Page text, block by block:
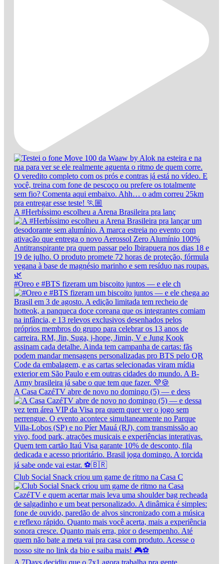
A #Herbíssimo escolheu a Arena Brasileira pra lanç
#Oreo e #BTS fizeram um biscoito juntos — e ele ch
A Casa CazéTV abre de novo no domingo (5) — e dess
Club Social Snack criou um game de ritmo na Casa C